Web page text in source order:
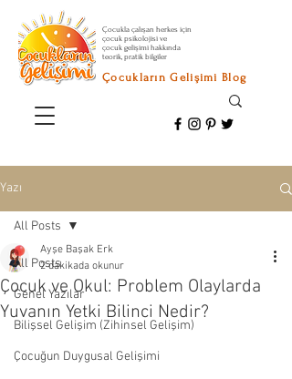
Çocukla çalışan herkes için
çocuk psikolojisi ve
çocuk gelişimi hakkında
teorik, pratik bilgiler
Çocukların Gelişimi Blog
Yazı
All Posts
Genel Yazılar
Bilişsel Gelişim (Zihinsel Gelişim)
Çocuğun Duygusal Gelişimi
All Posts
Çocuk ve Okul: Problem Olaylarda
Yuvanın Yetki Bilinci Nedir?
Ayşe Başak Erk
2 dakikada okunur